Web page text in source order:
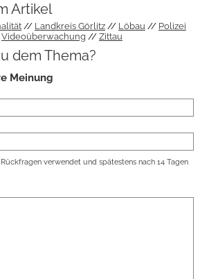
Artikel
Landkreis Görlitz Löbau
Polizei
Videoüberwachung Zittau
dem Thema?
Meinung
verwendet und spätestens nach 14 Tagen